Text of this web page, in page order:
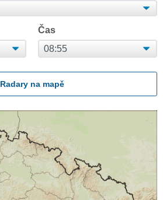
Čas
Radary na mapě